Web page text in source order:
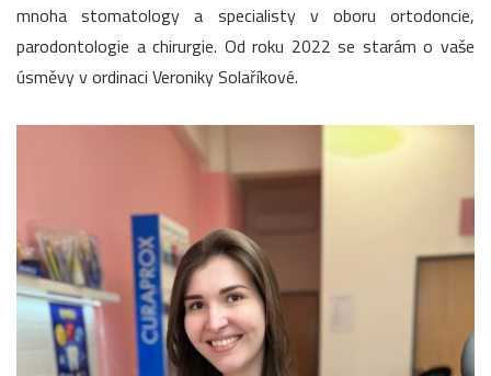
mnoha stomatology a specialisty v oboru ortodoncie,
parodontologie a chirurgie. Od roku 2022 se starám o vaše
úsměvy v ordinaci Veroniky Solaříkové.